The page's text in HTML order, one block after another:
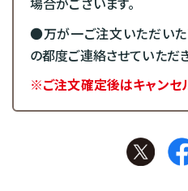
場合がございます。
●万が一ご注文いただい
の都度ご連絡させていただき
※ご注文確定後はキャンセ